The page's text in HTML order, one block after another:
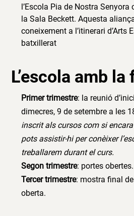
l’Escola Pia de Nostra
la Sala Beckett. Aquesta
coneixement a l’itinerari d’Arts
batxillerat
L’escola amb
Primer trimestre: la reunió
dimecres, 9 de setembre a les
inscrit als cursos com si encara
pots assistir-hi per conèixer
treballarem durant el curs.
Segon trimestre: portes obertes.
Tercer trimestre: mostra final
oberta.